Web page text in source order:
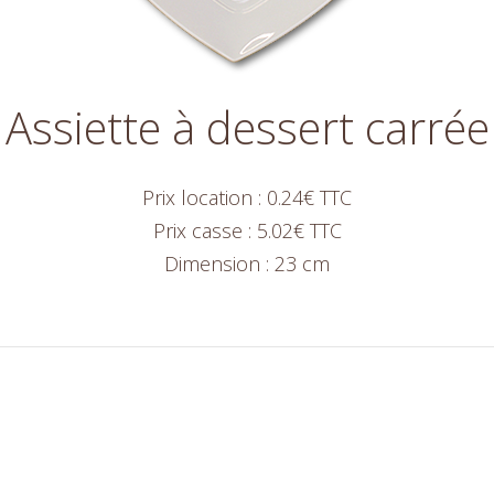
Assiette à dessert carrée
Prix location : 0.24€ TTC
Prix casse : 5.02€ TTC
Dimension : 23 cm